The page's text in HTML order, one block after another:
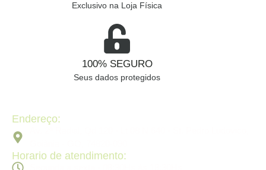
Exclusivo na Loja Física
100% SEGURO
Seus dados protegidos
Endereço:
Horario de atendimento: